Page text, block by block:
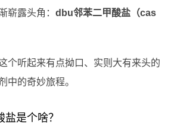
崭露头角： dbu邻苯二甲酸盐（cas
个听起来有点拗口、实则大有来头的
中的奇妙旅程。
是个啥？